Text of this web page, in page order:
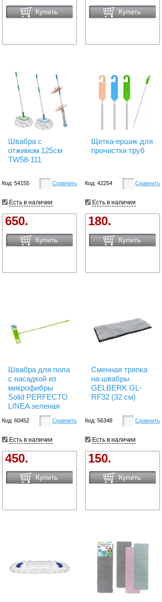
Купить Купить
Швабра с
отжимом 125см
TW58-111
Код: 54155 Сравнить
Есть в наличии
650.
Купить
Щетка-ершик для
прочистки труб
Код: 42254 Сравнить
Есть в наличии
180.
Купить
Швабра для пола
с насадкой из
микрофибры
Solid PERFECTO
LINEA зеленая
Код: 60452 Сравнить
Есть в наличии
450.
Купить
Сменная тряпка
на швабры
GELBERK GL-
RF32 (32 см)
Код: 56348 Сравнить
Есть в наличии
150.
Купить